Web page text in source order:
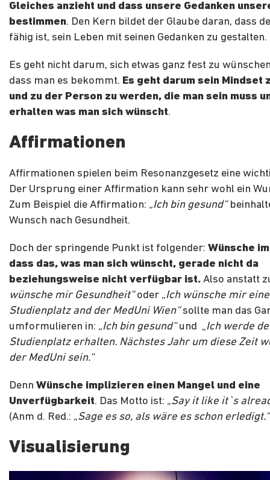
Gleiches anzieht und dass unsere Gedanken
bestimmen. Den Kern bildet der Glaube daran, dass
fähig ist, sein Leben mit seinen Gedanken zu gestalten.
Es geht nicht darum, sich etwas ganz fest zu
dass man es bekommt. Es geht darum sein Mindset
und zu der Person zu werden, die man sein muss
erhalten was man sich wünscht.
Affirmationen
Affirmationen spielen beim Resonanzgesetz eine
Der Ursprung einer Affirmation kann sehr wohl ein
Zum Beispiel die Affirmation: „Ich bin gesund“
Wunsch nach Gesundheit.
Doch der springende Punkt ist folgender: Wünsche
dass das, was man sich wünscht, gerade nicht da
beziehungsweise nicht verfügbar ist. Also anstatt
wünsche mir Gesundheit“oder „Ich wünsche mir
Studienplatz and der MedUni Wien“sollte man das
umformulieren in: „Ich bin gesund“und „Ich werde
Studienplatz erhalten. Nächstes Jahr um diese Zeit
der MedUni sein.“
Denn Wünsche implizieren einen Mangel und eine
Unverfügbarkeit. Das Motto ist: „Say it like it`s
(Anm d. Red.: „Sage es so, als wäre es schon erledigt.“
Visualisierung